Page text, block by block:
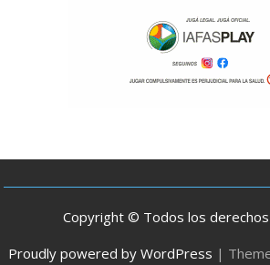
Copyright © Todos los
Proudly powered by WordPress |